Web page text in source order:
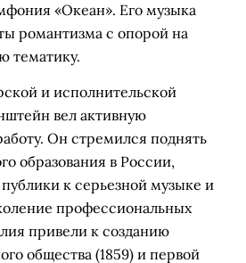
«Океан». Его музыка
романтизма с опорой на
тематику.
и исполнительской
вел активную
Он стремился поднять
образования в России,
к серьезной музыке и
профессиональных
привели к созданию
общества (1859) и первой